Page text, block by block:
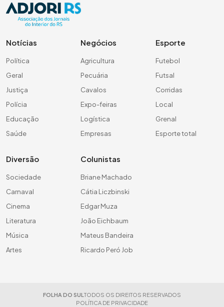
Notícias
Política
Geral
Justiça
Polícia
Educação
Saúde
Negócios
Agricultura
Pecuária
Cavalos
Expo-feiras
Logística
Empresas
Esporte
Futebol
Futsal
Corridas
Local
Grenal
Esporte total
Diversão
Sociedade
Carnaval
Cinema
Literatura
Música
Artes
Colunistas
Briane Machado
Cátia Liczbinski
Edgar Muza
João Eichbaum
Mateus Bandeira
Ricardo Peró Job
FOLHA DO SUL TODOS OS DIREITOS RESERVADOS
POLÍTICA DE PRIVACIDADE